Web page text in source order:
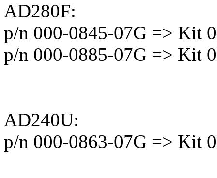
AD280F:
p/n 000-0845-07G => Kit
p/n 000-0885-07G => Kit
AD240U:
p/n 000-0863-07G => Kit